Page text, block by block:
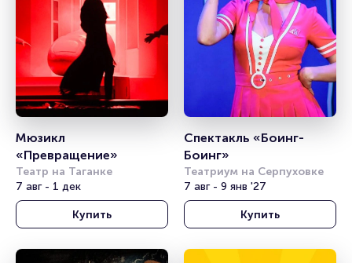
Мюзикл
«Превращение»
Театр на Таганке
7 авг - 1 дек
Купить
Спектакль «Боинг-
Боинг»
Театриум на Серпуховке
7 авг - 9 янв '27
Купить